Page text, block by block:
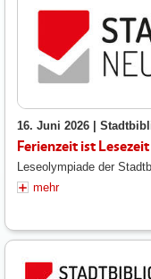
16. Juni 2026 |
Ferienzeit ist Lesezeit
Leseolympiade der
mehr